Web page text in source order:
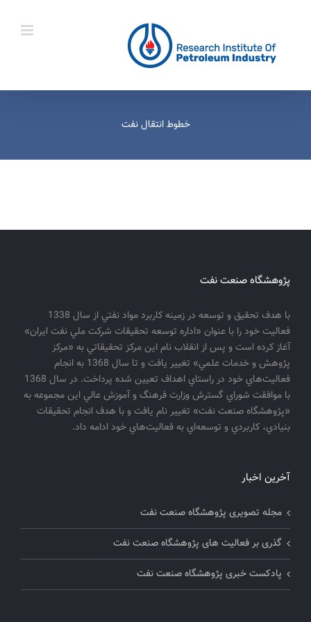
خطوط انتقال نفت
پژوهشگاه صنعت نفت
با هدف تحقيق و توسعه در زمينه كاربرد مواد نفتي از سال 1338
فعاليت خود را با عنوان «اداره توسعه تحقيقات شركت ملي نفت ايران»
آغاز كرده است و پس از انقلاب نام اين مركز تحقيقاتي به «مركز
پژوهش و خدمات علمي» تغيير يافت و تا سال 1368 به انجام
فعاليت‌هاي خود در راستاي اهداف تعيين شده پرداخت. در سال 1368
با موافقت شوراي گسترش وزارت فرهنگ و آموزش عالي اين مجموعه به
«پژوهشگاه صنعت نفت» تغيير نام يافت و با هدف انجام تحقيقات
بنيادي، كاربردي و توسعه‌اي به فعاليت‌هاي خود ادامه داد.
آخرین اخبار
مجله تصویری پژوهشگاه صنعت نفت
گذری بر فعالیت های پژوهشگاه صنعت نفت
پادکست خبری پژوهشگاه صنعت نفت